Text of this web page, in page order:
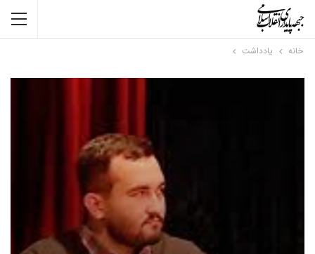
خانه یادداشت